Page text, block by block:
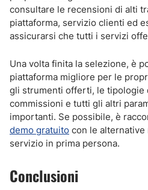
consultare le recensioni di alti
piattaforma, servizio clienti ed
assicurarsi che tutti i servizi
Una volta finita la selezione, è
piattaforma migliore per le
gli strumenti offerti, le tipologie
commissioni e tutti gli altri
importanti. Se possibile, è
demo gratuito con le
servizio in prima persona.
Conclusioni